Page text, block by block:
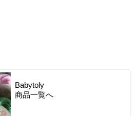
Babytoly
商品一覧へ